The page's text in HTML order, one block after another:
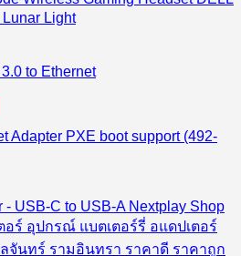
Light
Adapter PXE boot support (492-